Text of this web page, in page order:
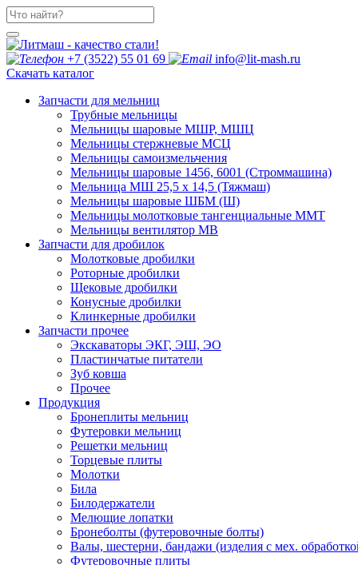
+7 (3522) 55 01 69
info@lit-mash.ru
Скачать каталог
Запчасти для мельниц
Трубные мельницы
Мельницы шаровые МШР, МШЦ
Мельницы стержневые МСЦ
Мельницы самоизмельчения
Мельницы шаровые 1456, 6001 (Строммашина)
Мельница МШ 25,5 х 14,5 (Тяжмаш)
Мельницы шаровые ШБМ (Ш)
Мельницы молотковые тангенциальные ММТ
Мельницы вентилятор МВ
Запчасти для дробилок
Молотковые дробилки
Роторные дробилки
Щековые дробилки
Конусные дробилки
Клинкерные дробилки
Запчасти прочее
Экскаваторы ЭКГ, ЭШ, ЭО
Пластинчатые питатели
Зуб ковша
Прочее
Продукция
Бронеплиты мельниц
Футеровки мельниц
Решетки мельниц
Торцевые плиты
Молотки
Била
Билодержатели
Мелющие лопатки
Бронеболты (футеровочные болты)
Валы, шестерни, бандажи (изделия с мех.
Футеровочные плиты